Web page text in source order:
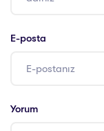
E-posta
Yorum